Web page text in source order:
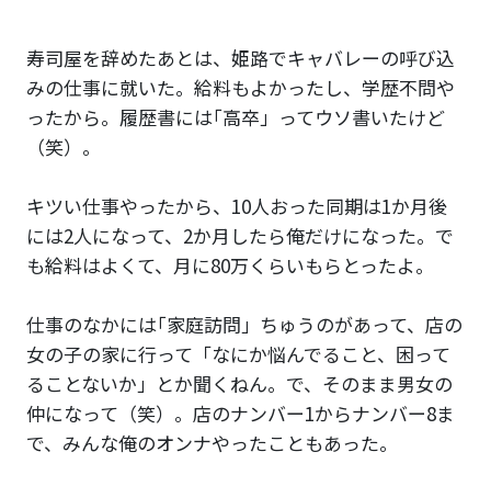
寿司屋を辞めたあとは、姫路でキャバレーの呼び込
みの仕事に就いた。給料もよかったし、学歴不問や
ったから。履歴書には｢高卒」ってウソ書いたけど
（笑）。
キツい仕事やったから、10人おった同期は1か月後
には2人になって、2か月したら俺だけになった。で
も給料はよくて、月に80万くらいもらとったよ。
仕事のなかには｢家庭訪問」ちゅうのがあって、店の
女の子の家に行って「なにか悩んでること、困って
ることないか」とか聞くねん。で、そのまま男女の
仲になって（笑）。店のナンバー1からナンバー8ま
で、みんな俺のオンナやったこともあった。